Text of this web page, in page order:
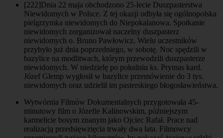
[222]Dnia 22 maja obchodzono 25-lecie Duszpasterstwa
Niewidomych w Polsce. Z tej okazji odbyła się ogólnopolska
pielgrzymka niewidomych do Niepokalanowa. Spotkanie
niewidomych zorganizował naczelny duszpasterz
niewidomych o. Bruno Pawłowicz. Wielu uczestników
przybyło już dnia poprzedniego, w sobotę. Noc spędzili w
bazylice na modlitwach, którym przewodzili duszpasterze
niewidomych. W niedzielę po południu ks. Prymas kard.
Józef Glemp wygłosił w bazylice przemówienie do 3 tys.
niewidomych oraz udzielił im pasterskiego błogosławieństwa.
Wytwórnia Filmów Dokumentalnych przygotowała 45-
minutowy film o Józefie Kalinowskim, późniejszym
karmelicie bosym znanym jako Ojciec Rafał. Prace nad
realizacją przedsięwzięcia trwały dwa lata. Filmowcy